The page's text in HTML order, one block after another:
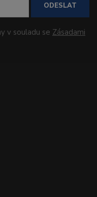
ODESLAT
v souladu se Zásadami